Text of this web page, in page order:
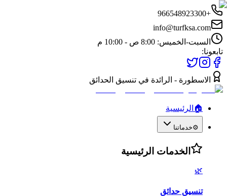
+966548923300
info@turfksa.com
السبت-الخميس: 8:00 ص - 10:00 م
تابعونا:
الاسطورة - الرائدة في تنسيق الحدائق
🏠 الرئيسية
⚙️خدماتنا
الخدمات الرئيسية
🌿
تنسيق حدائق